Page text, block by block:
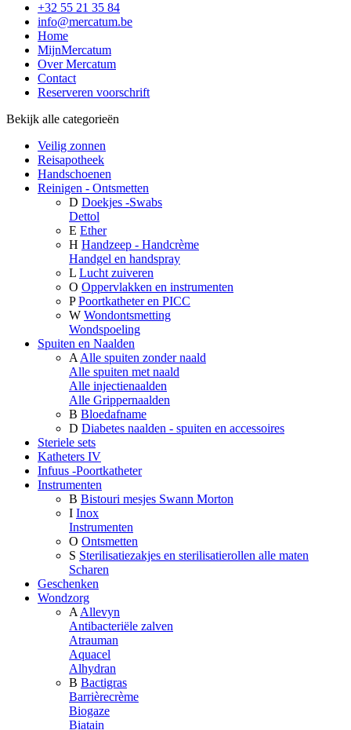
+32 55 21 35 84
info@mercatum.be
Home
MijnMercatum
Over Mercatum
Contact
Reserveren voorschrift
Bekijk alle categorieën
Veilig zonnen
Reisapotheek
Handschoenen
Reinigen - Ontsmetten
D Doekjes -Swabs
Dettol
E Ether
H Handzeep - Handcrème
Handgel en handspray
L Lucht zuiveren
O Oppervlakken en instrumenten
P Poortkatheter en PICC
W Wondontsmetting
Wondspoeling
Spuiten en Naalden
A Alle spuiten zonder naald
Alle spuiten met naald
Alle injectienaalden
Alle Grippernaalden
B Bloedafname
D Diabetes naalden - spuiten en accessoires
Steriele sets
Katheters IV
Infuus -Poortkatheter
Instrumenten
B Bistouri mesjes Swann Morton
I Inox
Instrumenten
O Ontsmetten
S Sterilisatiezakjes en sterilisatierollen alle maten
Scharen
Geschenken
Wondzorg
A Allevyn
Antibacteriële zalven
Atrauman
Aquacel
Alhydran
B Bactigras
Barrièrecrème
Biogaze
Biatain